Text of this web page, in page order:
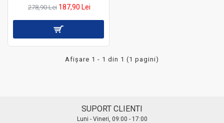
278,90 Lei 187,90 Lei
Afişare 1 - 1 din 1 (1 pagini)
SUPORT CLIENTI
Luni - Vineri, 09:00 - 17:00